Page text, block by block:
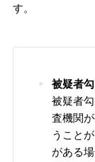
す。
被疑者
被疑者
査機関
うこと
がある